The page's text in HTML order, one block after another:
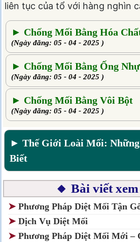
liên tục của tổ với hàng nghìn
► Chống Mối Bằng Hóa
(Ngày đăng: 05 - 04 - 2025 )
► Chống Mối Bằng Ống
(Ngày đăng: 05 - 04 - 2025 )
► Chống Mối Bằng Vôi Bột
(Ngày đăng: 05 - 04 - 2025 )
► Thế Giới Loài Mối:
Biết
🔸 Bài viết
➤ Phương Pháp Diệt Mối Tận
➤ Dịch Vụ Diệt Mối
➤ Phương Pháp Diệt Mối Mới –